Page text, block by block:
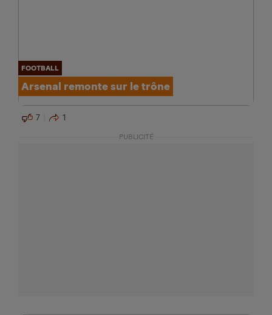
FOOTBALL
Arsenal remonte sur le trône
7 1
PUBLICITÉ